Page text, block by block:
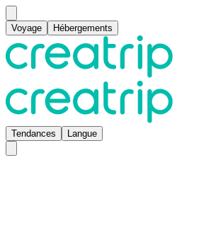
Voyage Hébergements
Tendances Langue